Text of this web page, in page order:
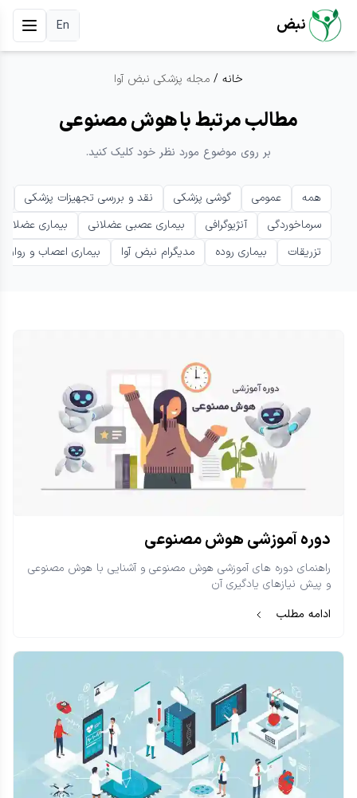
نبض En
خانه / مجله پزشکی نبض آوا
مطالب مرتبط با هوش مصنوعی
بر روی موضوع مورد نظر خود کلیک کنید.
همه عمومی گوشی پزشکی نقد و بررسی تجهیزات پزشکی
سرماخوردگی
آنژیوگرافی بیماری عصبی عضلانی
بیماری
تزریقات
بیماری روده مدیگرام نبض آوا بیماری اعصاب و روان
دوره آموزشی هوش مصنوعی
راهنمای دوره های آموزشی هوش مصنوعی و آشنایی با هوش مصنوعی
و پیش نیازهای یادگیری آن
ادامه مطلب